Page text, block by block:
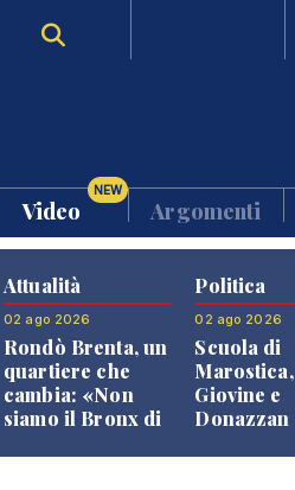
Video
NEW
Argomenti
Attualità
02 ago 2026
Rondò Brenta, un
quartiere che
cambia: «Non
siamo il Bronx di
Politica
02 ago 2026
Scuola di
Marostica,
Giovine e
Donazzan